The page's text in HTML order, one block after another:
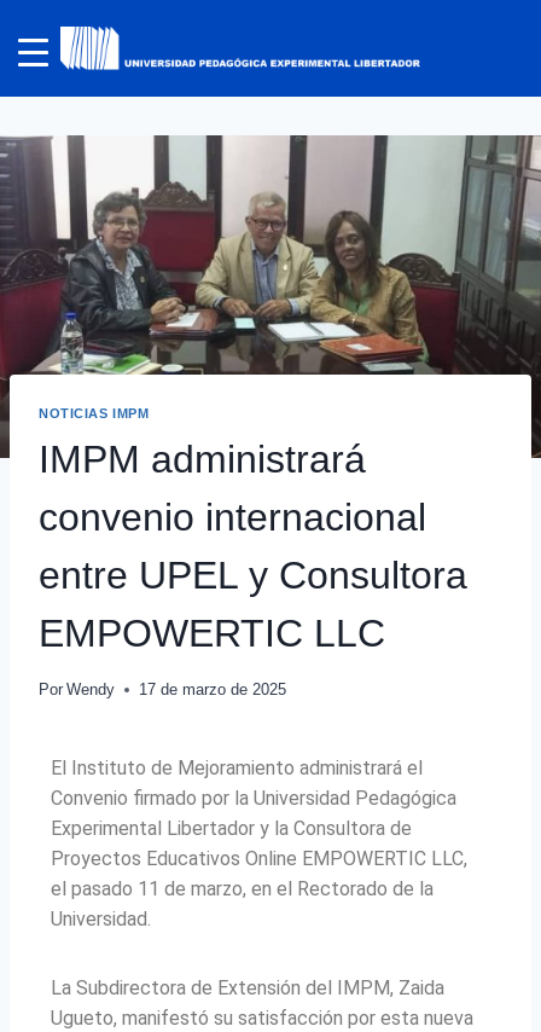
NOTICIAS IMPM
IMPM administrará
convenio internacional
entre UPEL y Consultora
EMPOWERTIC LLC
Por Wendy 17 de marzo de 2025
El Instituto de Mejoramiento administrará el
Convenio firmado por la Universidad Pedagógica
Experimental Libertador y la Consultora de
Proyectos Educativos Online EMPOWERTIC LLC,
el pasado 11 de marzo, en el Rectorado de la
Universidad.
La Subdirectora de Extensión del IMPM, Zaida
Ugueto, manifestó su satisfacción por esta nueva